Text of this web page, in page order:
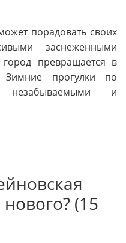
порадовать своих
заснеженными
превращается в
прогулки по
незабываемыми и
(15